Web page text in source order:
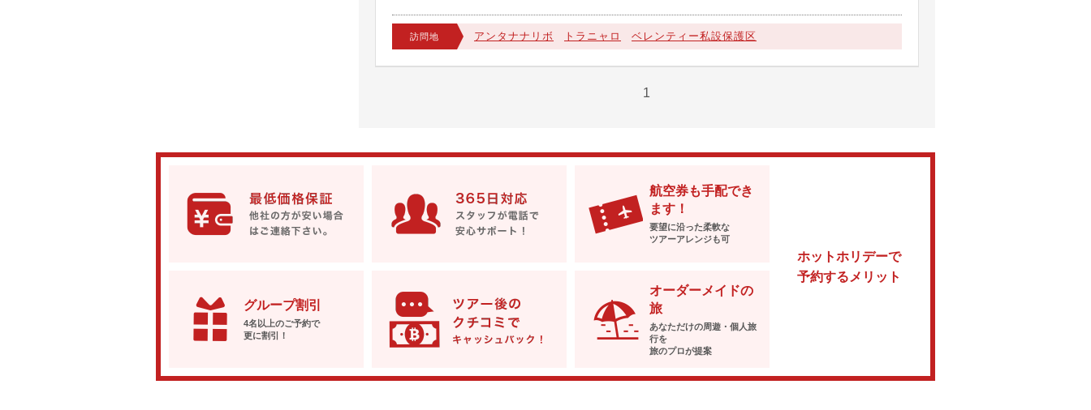
訪問地 アンタナナリボ トラニャロ ベレンティー私設保護区
1
ホットホリデーで
予約するメリット
航空券も手配でき
ます！
要望に沿った柔軟な
ツアーアレンジも可
グループ割引
4名以上のご予約で
更に割引！
オーダーメイドの
旅
あなただけの周遊・個人旅
行を
旅のプロが提案